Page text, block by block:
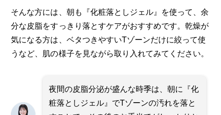
そんな方には、朝も『化粧落としジェル』を使って、余
分な皮脂をすっきり落とすケアがおすすめです。乾燥が
気になる方は、ベタつきやすいTゾーンだけに絞って使
うなど、肌の様子を見ながら取り入れてみてください。
夜間の皮脂分泌が盛んな時季は、朝に『化
粧落としジェル』でTゾーンの汚れを落と